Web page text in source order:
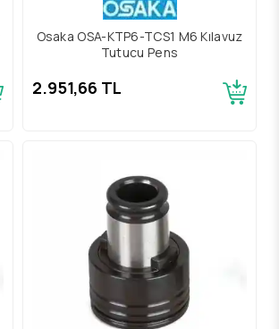
Osaka OSA-KTP6-TCS1 M6 Kılavuz
Tutucu Pens
2.951,66 TL